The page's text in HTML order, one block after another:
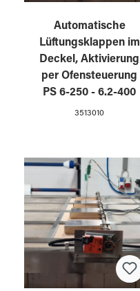
Automatische
Lüftungsklappen im
Deckel, Aktivierung
per Ofensteuerung
PS 6-250 - 6.2-400
3513010